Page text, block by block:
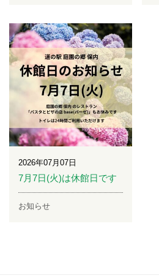
2026年07月07日
7月7日(火)は休館日です
お知らせ